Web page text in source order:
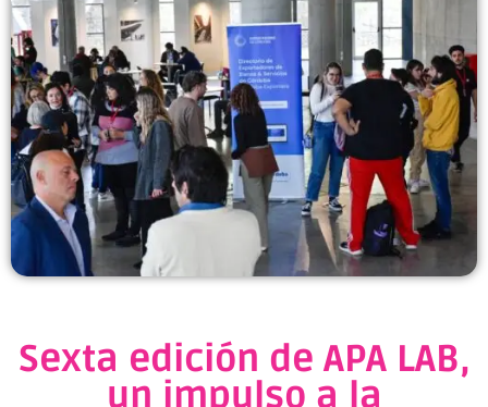
Sexta edición de APA LAB,
un impulso a la